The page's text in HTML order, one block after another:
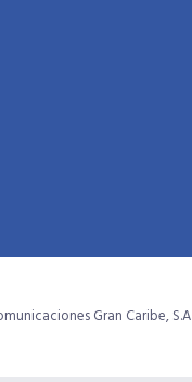
Gran Caribe, S.A